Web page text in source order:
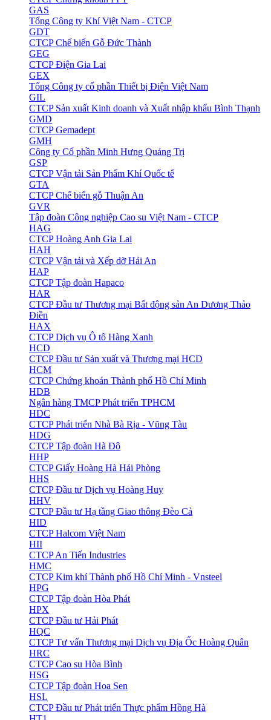
GAS
Tổng Công ty Khí Việt Nam - CTCP
GDT
CTCP Chế biến Gỗ Đức Thành
GEG
CTCP Điện Gia Lai
GEX
Tổng Công ty cổ phần Thiết bị Điện Việt Nam
GIL
CTCP Sản xuất Kinh doanh và Xuất nhập khẩu Bình Thạnh
GMD
CTCP Gemadept
GMH
Công ty Cổ phần Minh Hưng Quảng Trị
GSP
CTCP Vận tải Sản Phẩm Khí Quốc tế
GTA
CTCP Chế biến gỗ Thuận An
GVR
Tập đoàn Công nghiệp Cao su Việt Nam - CTCP
HAG
CTCP Hoàng Anh Gia Lai
HAH
CTCP Vận tải và Xếp dỡ Hải An
HAP
CTCP Tập đoàn Hapaco
HAR
CTCP Đầu tư Thương mại Bất động sản An Dương Thảo
Điền
HAX
CTCP Dịch vụ Ô tô Hàng Xanh
HCD
CTCP Đầu tư Sản xuất và Thương mại HCD
HCM
CTCP Chứng khoán Thành phố Hồ Chí Minh
HDB
Ngân hàng TMCP Phát triển TPHCM
HDC
CTCP Phát triển Nhà Bà Rịa - Vũng Tàu
HDG
CTCP Tập đoàn Hà Đô
HHP
CTCP Giấy Hoàng Hà Hải Phòng
HHS
CTCP Đầu tư Dịch vụ Hoàng Huy
HHV
CTCP Đầu tư Hạ tầng Giao thông Đèo Cả
HID
CTCP Halcom Việt Nam
HII
CTCP An Tiến Industries
HMC
CTCP Kim khí Thành phố Hồ Chí Minh - Vnsteel
HPG
CTCP Tập đoàn Hòa Phát
HPX
CTCP Đầu tư Hải Phát
HQC
CTCP Tư vấn Thương mại Dịch vụ Địa Ốc Hoàng Quân
HRC
CTCP Cao su Hòa Bình
HSG
CTCP Tập đoàn Hoa Sen
HSL
CTCP Đầu tư Phát triển Thực phẩm Hồng Hà